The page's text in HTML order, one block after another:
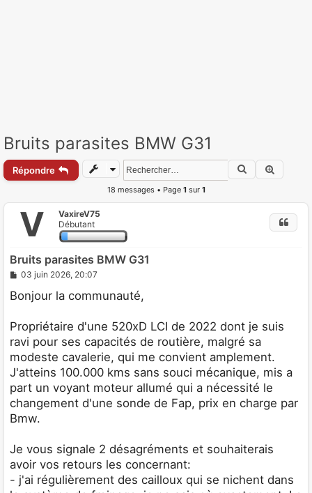
Bruits parasites BMW G31
Répondre Rechercher
18 messages • Page 1sur 1
V
VaxireV75
Débutant
Bruits parasites BMW G31
M
s
s
g
e
03 juin 2026, 20:07
Bonjour la communauté,
Propriétaire d'une 520xD LCI de 2022 dont je suis
ravi pour ses capacités de routière, malgré sa
modeste cavalerie, qui me convient amplement.
J'atteins 100.000 kms sans souci mécanique, mis a
part un voyant moteur allumé qui a nécessité le
changement d'une sonde de Fap, prix en charge par
Bmw.
Je vous signale 2 désagréments et souhaiterais
avoir vos retours les concernant:
- j'ai régulièrement des cailloux qui se nichent dans